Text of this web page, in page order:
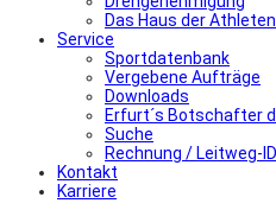
Das Haus der
Service
Sportdatenbank
Vergebene Aufträge
Downloads
Erfurt´s Botschafter
Suche
Rechnung / Leitweg-ID
Kontakt
Karriere